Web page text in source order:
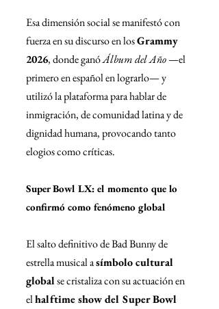
Esa dimensión social se manifestó con
fuerza en su discurso en los Grammy
2026, donde ganó Álbum del Año —el
primero en español en lograrlo— y
utilizó la plataforma para hablar de
inmigración, de comunidad latina y de
dignidad humana, provocando tanto
elogios como críticas.
Super Bowl LX: el momento que lo
confirmó como fenómeno global
El salto definitivo de Bad Bunny de
estrella musical a símbolo cultural
global se cristaliza con su actuación en
el halftime show del Super Bowl